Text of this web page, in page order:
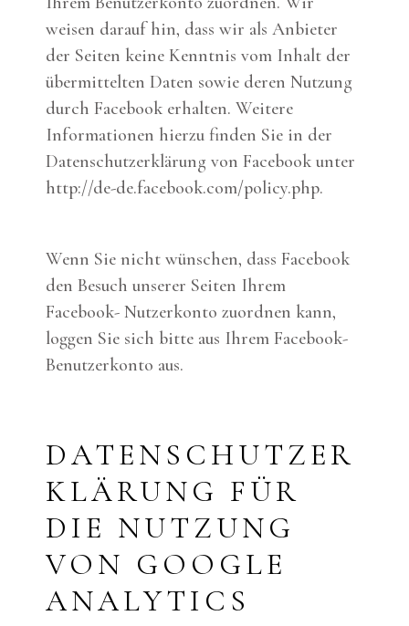
weisen darauf hin, dass wir als Anbieter
der Seiten keine Kenntnis vom Inhalt der
übermittelten Daten sowie deren Nutzung
durch Facebook erhalten. Weitere
Informationen hierzu finden Sie in der
Datenschutzerklärung von Facebook unter
http://de-de.facebook.com/policy.php.
Wenn Sie nicht wünschen, dass Facebook
den Besuch unserer Seiten Ihrem
Facebook- Nutzerkonto zuordnen kann,
loggen Sie sich bitte aus Ihrem Facebook-
Benutzerkonto aus.
DATENSCHUTZER
KLÄRUNG FÜR
DIE NUTZUNG
VON GOOGLE
ANALYTICS